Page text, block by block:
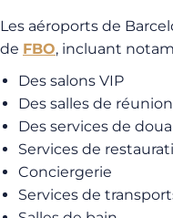
Les aéroports de
de FBO, incluant
Des salons VIP
Des salles de réunion
Des services de
Services de
Conciergerie
Services de